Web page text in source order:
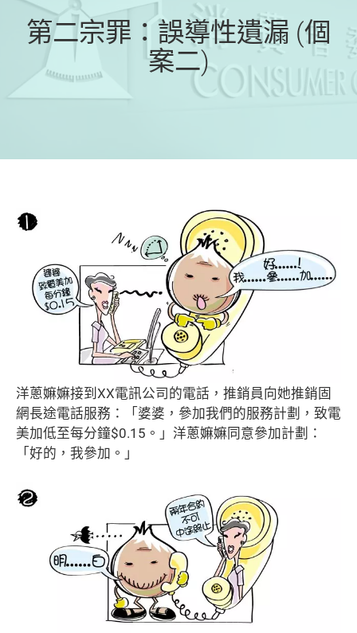
第二宗罪：誤導性遺漏 (個
案二)
洋蔥嫲嫲接到XX電訊公司的電話，推銷員向她推銷固
網長途電話服務：「婆婆，參加我們的服務計劃，致電
美加低至每分鐘$0.15。」洋蔥嫲嫲同意參加計劃：
「好的，我參加。」